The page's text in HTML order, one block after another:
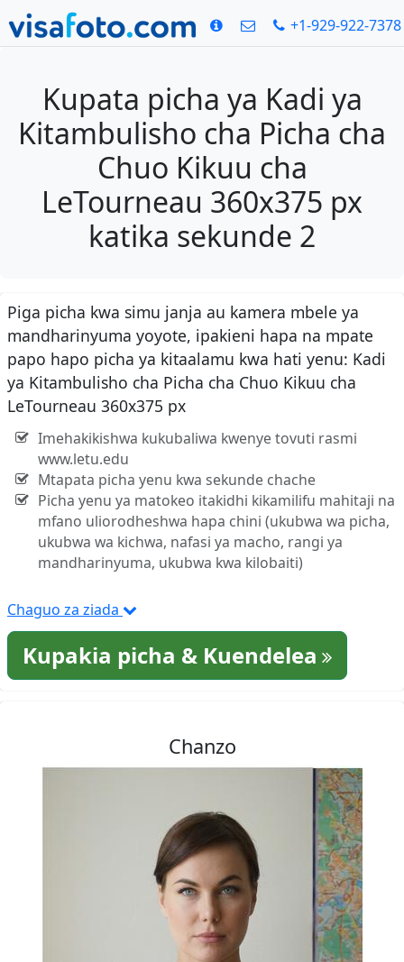
+1-929-922-7378
Kupata picha ya Kadi ya
Kitambulisho cha Picha cha
Chuo Kikuu cha
LeTourneau 360x375 px
katika sekunde 2
Piga picha kwa simu janja au kamera mbele ya
mandharinyuma yoyote, ipakieni hapa na mpate
papo hapo picha ya kitaalamu kwa hati yenu: Kadi
ya Kitambulisho cha Picha cha Chuo Kikuu cha
LeTourneau 360x375 px
Imehakikishwa kukubaliwa kwenye tovuti rasmi
www.letu.edu
Mtapata picha yenu kwa sekunde chache
Picha yenu ya matokeo itakidhi kikamilifu mahitaji na
mfano uliorodheshwa hapa chini (ukubwa wa picha,
ukubwa wa kichwa, nafasi ya macho, rangi ya
mandharinyuma, ukubwa kwa kilobaiti)
Chaguo za ziada
Kupakia picha & Kuendelea
Chanzo